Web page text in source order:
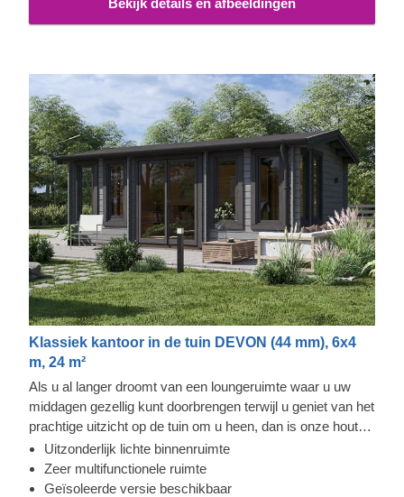
Bekijk details en afbeeldingen
Klassiek kantoor in de tuin DEVON (44 mm), 6x4
m, 24 m²
Als u al langer droomt van een loungeruimte waar u uw
middagen gezellig kunt doorbrengen terwijl u geniet van het
prachtige uitzicht op de tuin om u heen, dan is onze houten
hut DEVON echt iets voor u! Dit mooie tuinhuis in een
klassiek houten ontwerp, met een zadeldak en grote
ramen en deuren met dubbele beglazing, is misschien net
Uitzonderlijk lichte binnenruimte
Zeer multifunctionele ruimte
Geïsoleerde versie beschikbaar